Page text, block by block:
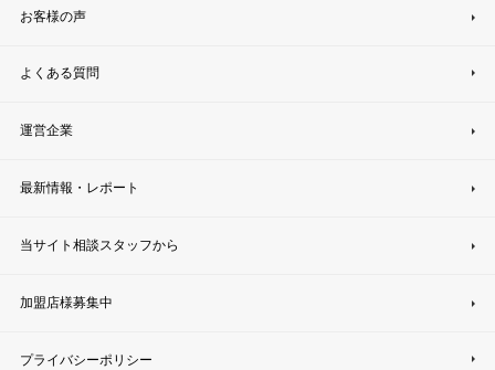
お客様の声
よくある質問
運営企業
最新情報・レポート
当サイト相談スタッフから
加盟店様募集中
プライバシーポリシー